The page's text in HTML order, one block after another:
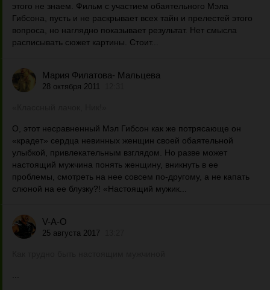
этого не знаем. Фильм с участием обаятельного Мэла
Гибсона, пусть и не раскрывает всех тайн и прелестей этого
вопроса, но наглядно показывает результат. Нет смысла
расписывать сюжет картины. Стоит...
Мария Филатова- Мальцева
28 октября 2011
О, этот несравненный Мэл Гибсон как же потрясающе он
«крадет» сердца невинных женщин своей обаятельной
улыбкой, привлекательным взглядом. Но разве может
настоящий мужчина понять женщину, вникнуть в ее
проблемы, смотреть на нее совсем по-другому, а не капать
слюной на ее блузку?! «Настоящий мужик...
V-A-O
25 августа 2017